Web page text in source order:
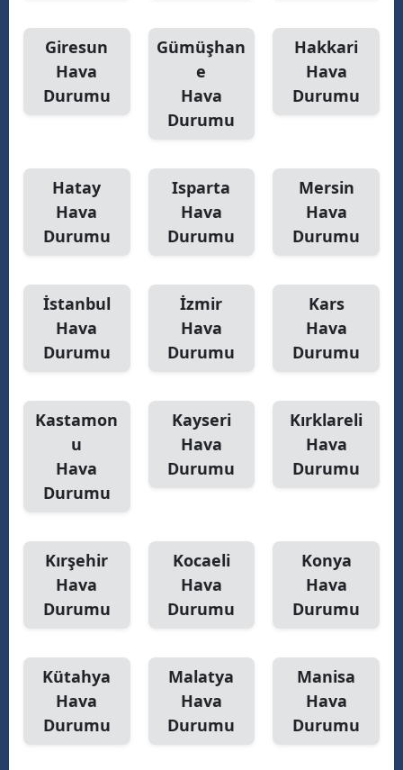
Giresun
Hava
Durumu
Gümüşhan
e
Hava
Durumu
Hakkari
Hava
Durumu
Hatay
Hava
Durumu
Isparta
Hava
Durumu
Mersin
Hava
Durumu
İstanbul
Hava
Durumu
İzmir
Hava
Durumu
Kars
Hava
Durumu
Kastamon
u
Hava
Durumu
Kayseri
Hava
Durumu
Kırklareli
Hava
Durumu
Kırşehir
Hava
Durumu
Kocaeli
Hava
Durumu
Konya
Hava
Durumu
Kütahya
Hava
Durumu
Malatya
Hava
Durumu
Manisa
Hava
Durumu